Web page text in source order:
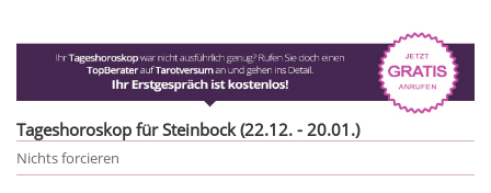
Tageshoroskop für Steinbock (22.12. - 20.01.)
Nichts forcieren